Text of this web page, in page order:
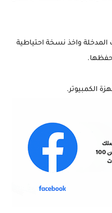
واخذ نسخة احتياطية
حفظها.
الكمبيوتر.